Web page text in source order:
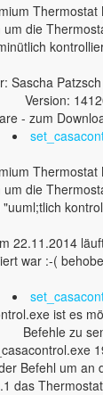
die
Sascha
Version:
- zum
die
22.11.2014
war :-(
ist es
Befehle zu
Befehl um an
das